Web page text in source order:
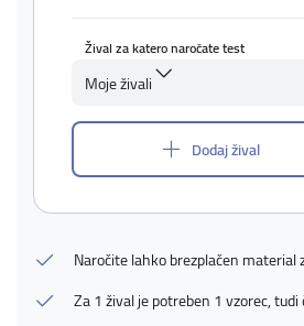
Žival za katero naročate test
Moje živali
Dodaj žival
Naročite lahko brezplačen material
Za 1 žival je potreben 1 vzorec,